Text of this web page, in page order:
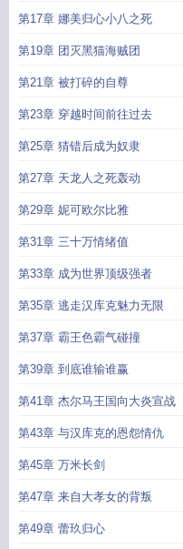
第17章 娜美归心小八之死
第19章 团灭黑猫海贼团
第21章 被打碎的自尊
第23章 穿越时间前往过去
第25章 猜错后成为奴隶
第27章 天龙人之死轰动
第29章 妮可欧尔比雅
第31章 三十万情绪值
第33章 成为世界顶级强者
第35章 逃走汉库克魅力无限
第37章 霸王色霸气碰撞
第39章 到底谁输谁赢
第41章 杰尔马王国向大炎宣战
第43章 与汉库克的恩怨情仇
第45章 万米长剑
第47章 来自大孝女的背叛
第49章 蕾玖归心